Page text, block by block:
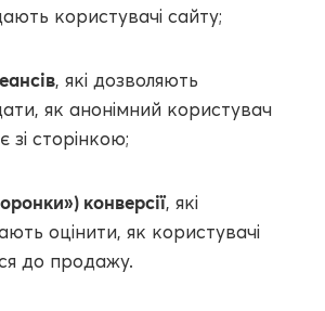
користувачі сайту;
, які дозволяють
як анонімний користувач
зі сторінкою;
конверсії, які
оцінити, як користувачі
до продажу.